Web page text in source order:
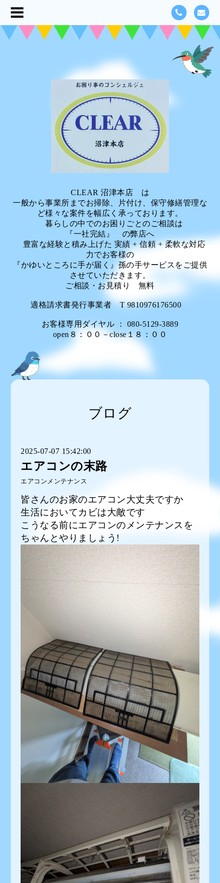
CLEAR 沼津本店 は
一般から事業所までお掃除、片付け、保守修繕管理な
ど様々な案件を幅広く承っております。
暮らしの中でのお困りごとのご相談は
『一社完結』 の弊店へ
豊富な経験と積み上げた 実績 + 信頼 + 柔軟な対応
力でお客様の
『かゆいところに手が届く』孫の手サービスをご提供
させていただきます。
ご相談・お見積り 無料
適格請求書発行事業者 T 9810976176500
お客様専用ダイヤル ： 080-5129-3889
open８：００－close１８：００
ブログ
2025-07-07 15:42:00
エアコンの末路
エアコンメンテナンス
皆さんのお家のエアコン大丈夫ですか
生活においてカビは大敵です
こうなる前にエアコンのメンテナンスを
ちゃんとやりましょう!